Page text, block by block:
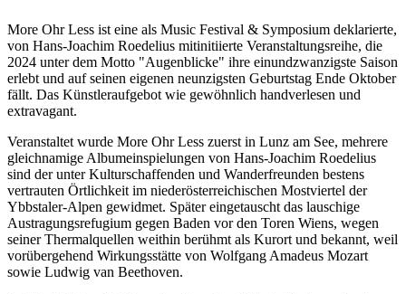
More Ohr Less ist eine als Music Festival & Symposium deklarierte,
von Hans-Joachim Roedelius mitinitiierte Veranstaltungsreihe, die
2024 unter dem Motto "Augenblicke" ihre einundzwanzigste Saison
erlebt und auf seinen eigenen neunzigsten Geburtstag Ende Oktober
fällt. Das Künstleraufgebot wie gewöhnlich handverlesen und
extravagant.
Veranstaltet wurde More Ohr Less zuerst in Lunz am See, mehrere
gleichnamige Albumeinspielungen von Hans-Joachim Roedelius
sind der unter Kulturschaffenden und Wanderfreunden bestens
vertrauten Örtlichkeit im niederösterreichischen Mostviertel der
Ybbstaler-Alpen gewidmet. Später eingetauscht das lauschige
Austragungsrefugium gegen Baden vor den Toren Wiens, wegen
seiner Thermalquellen weithin berühmt als Kurort und bekannt, weil
vorübergehend Wirkungsstätte von Wolfgang Amadeus Mozart
sowie Ludwig van Beethoven.